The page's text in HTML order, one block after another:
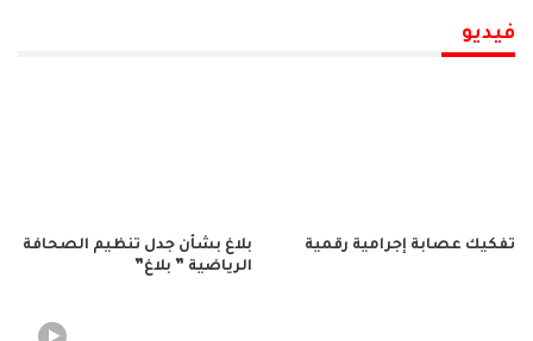
فيديو
تفكيك عصابة إجرامية رقمية
بلاغ بشأن جدل تنظيم الصحافة
الرياضية ” بلاغ”